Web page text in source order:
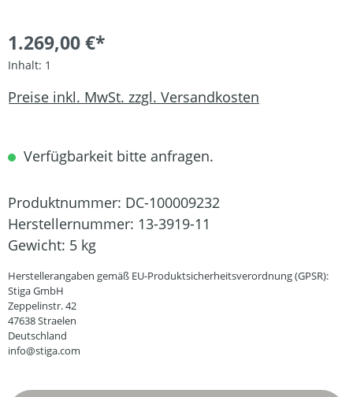
1.269,00 €*
Inhalt: 1
Preise inkl. MwSt. zzgl. Versandkosten
Verfügbarkeit bitte anfragen.
Produktnummer: DC-100009232
Herstellernummer: 13-3919-11
Gewicht: 5 kg
Herstellerangaben gemäß EU-Produktsicherheitsverordnung (GPSR):
Stiga GmbH
Zeppelinstr. 42
47638 Straelen
Deutschland
info@stiga.com